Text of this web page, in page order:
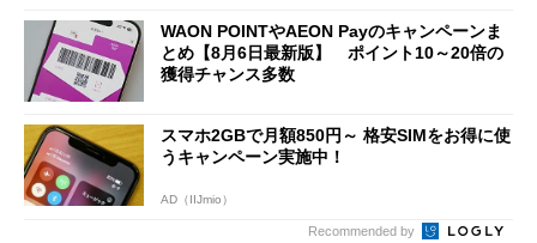
WAON POINTやAEON Payのキャンペーンま
とめ【8月6日最新版】 ポイント10～20倍の
獲得チャンス多数
スマホ2GBで月額850円～ 格安SIMをお得に使
うキャンペーン実施中！
AD（IIJmio）
Recommended by